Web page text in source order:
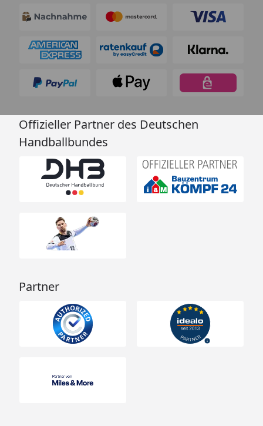
Offizieller Partner des Deutschen
Handballbundes
Partner